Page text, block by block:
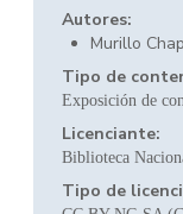
Autores:
Murillo
Tipo de
Exposición de
Licenciante:
Biblioteca
Tipo de